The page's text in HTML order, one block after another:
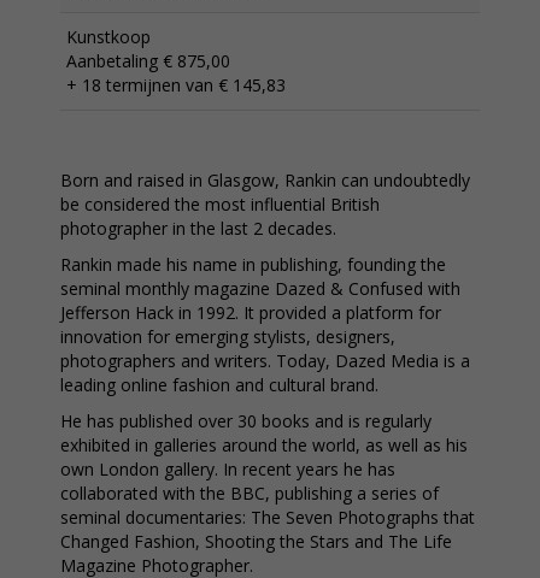
Kunstkoop
Aanbetaling € 875,00
+ 18 termijnen van € 145,83
Born and raised in Glasgow, Rankin can undoubtedly
be considered the most influential British
photographer in the last 2 decades.
Rankin made his name in publishing, founding the
seminal monthly magazine Dazed & Confused with
Jefferson Hack in 1992. It provided a platform for
innovation for emerging stylists, designers,
photographers and writers. Today, Dazed Media is a
leading online fashion and cultural brand.
He has published over 30 books and is regularly
exhibited in galleries around the world, as well as his
own London gallery. In recent years he has
collaborated with the BBC, publishing a series of
seminal documentaries: The Seven Photographs that
Changed Fashion, Shooting the Stars and The Life
Magazine Photographer.